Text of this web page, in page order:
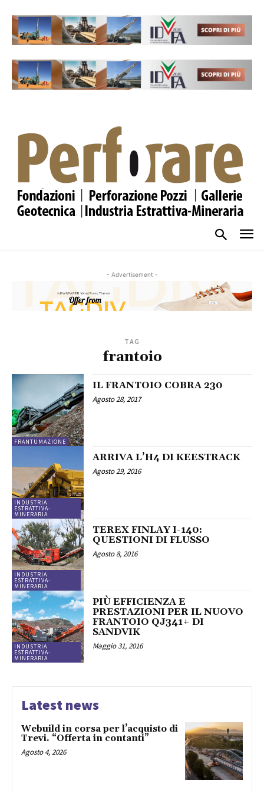
- Advertisement -
TAG
frantoio
FRANTUMAZIONE
IL FRANTOIO COBRA 230
Agosto 28, 2017
INDUSTRIA
ESTRATTIVA-
MINERARIA
ARRIVA L’H4 DI KEESTRACK
Agosto 29, 2016
INDUSTRIA
ESTRATTIVA-
MINERARIA
TEREX FINLAY I-140:
QUESTIONI DI FLUSSO
Agosto 8, 2016
INDUSTRIA
ESTRATTIVA-
MINERARIA
PIÙ EFFICIENZA E
PRESTAZIONI PER IL NUOVO
FRANTOIO QJ341+ DI
SANDVIK
Maggio 31, 2016
Latest news
Webuild in corsa per l’acquisto di
Trevi. “Offerta in contanti”
Agosto 4, 2026